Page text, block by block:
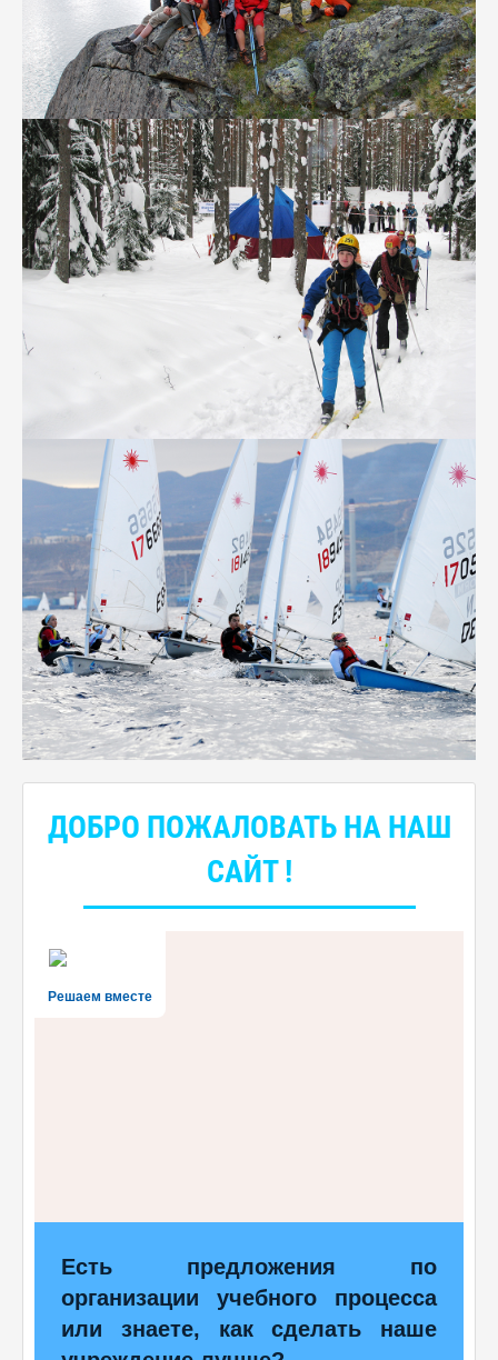
ДОБРО ПОЖАЛОВАТЬ НА НАШ
САЙТ !
Решаем вместе
Есть предложения по
организации учебного процесса
или знаете, как сделать наше